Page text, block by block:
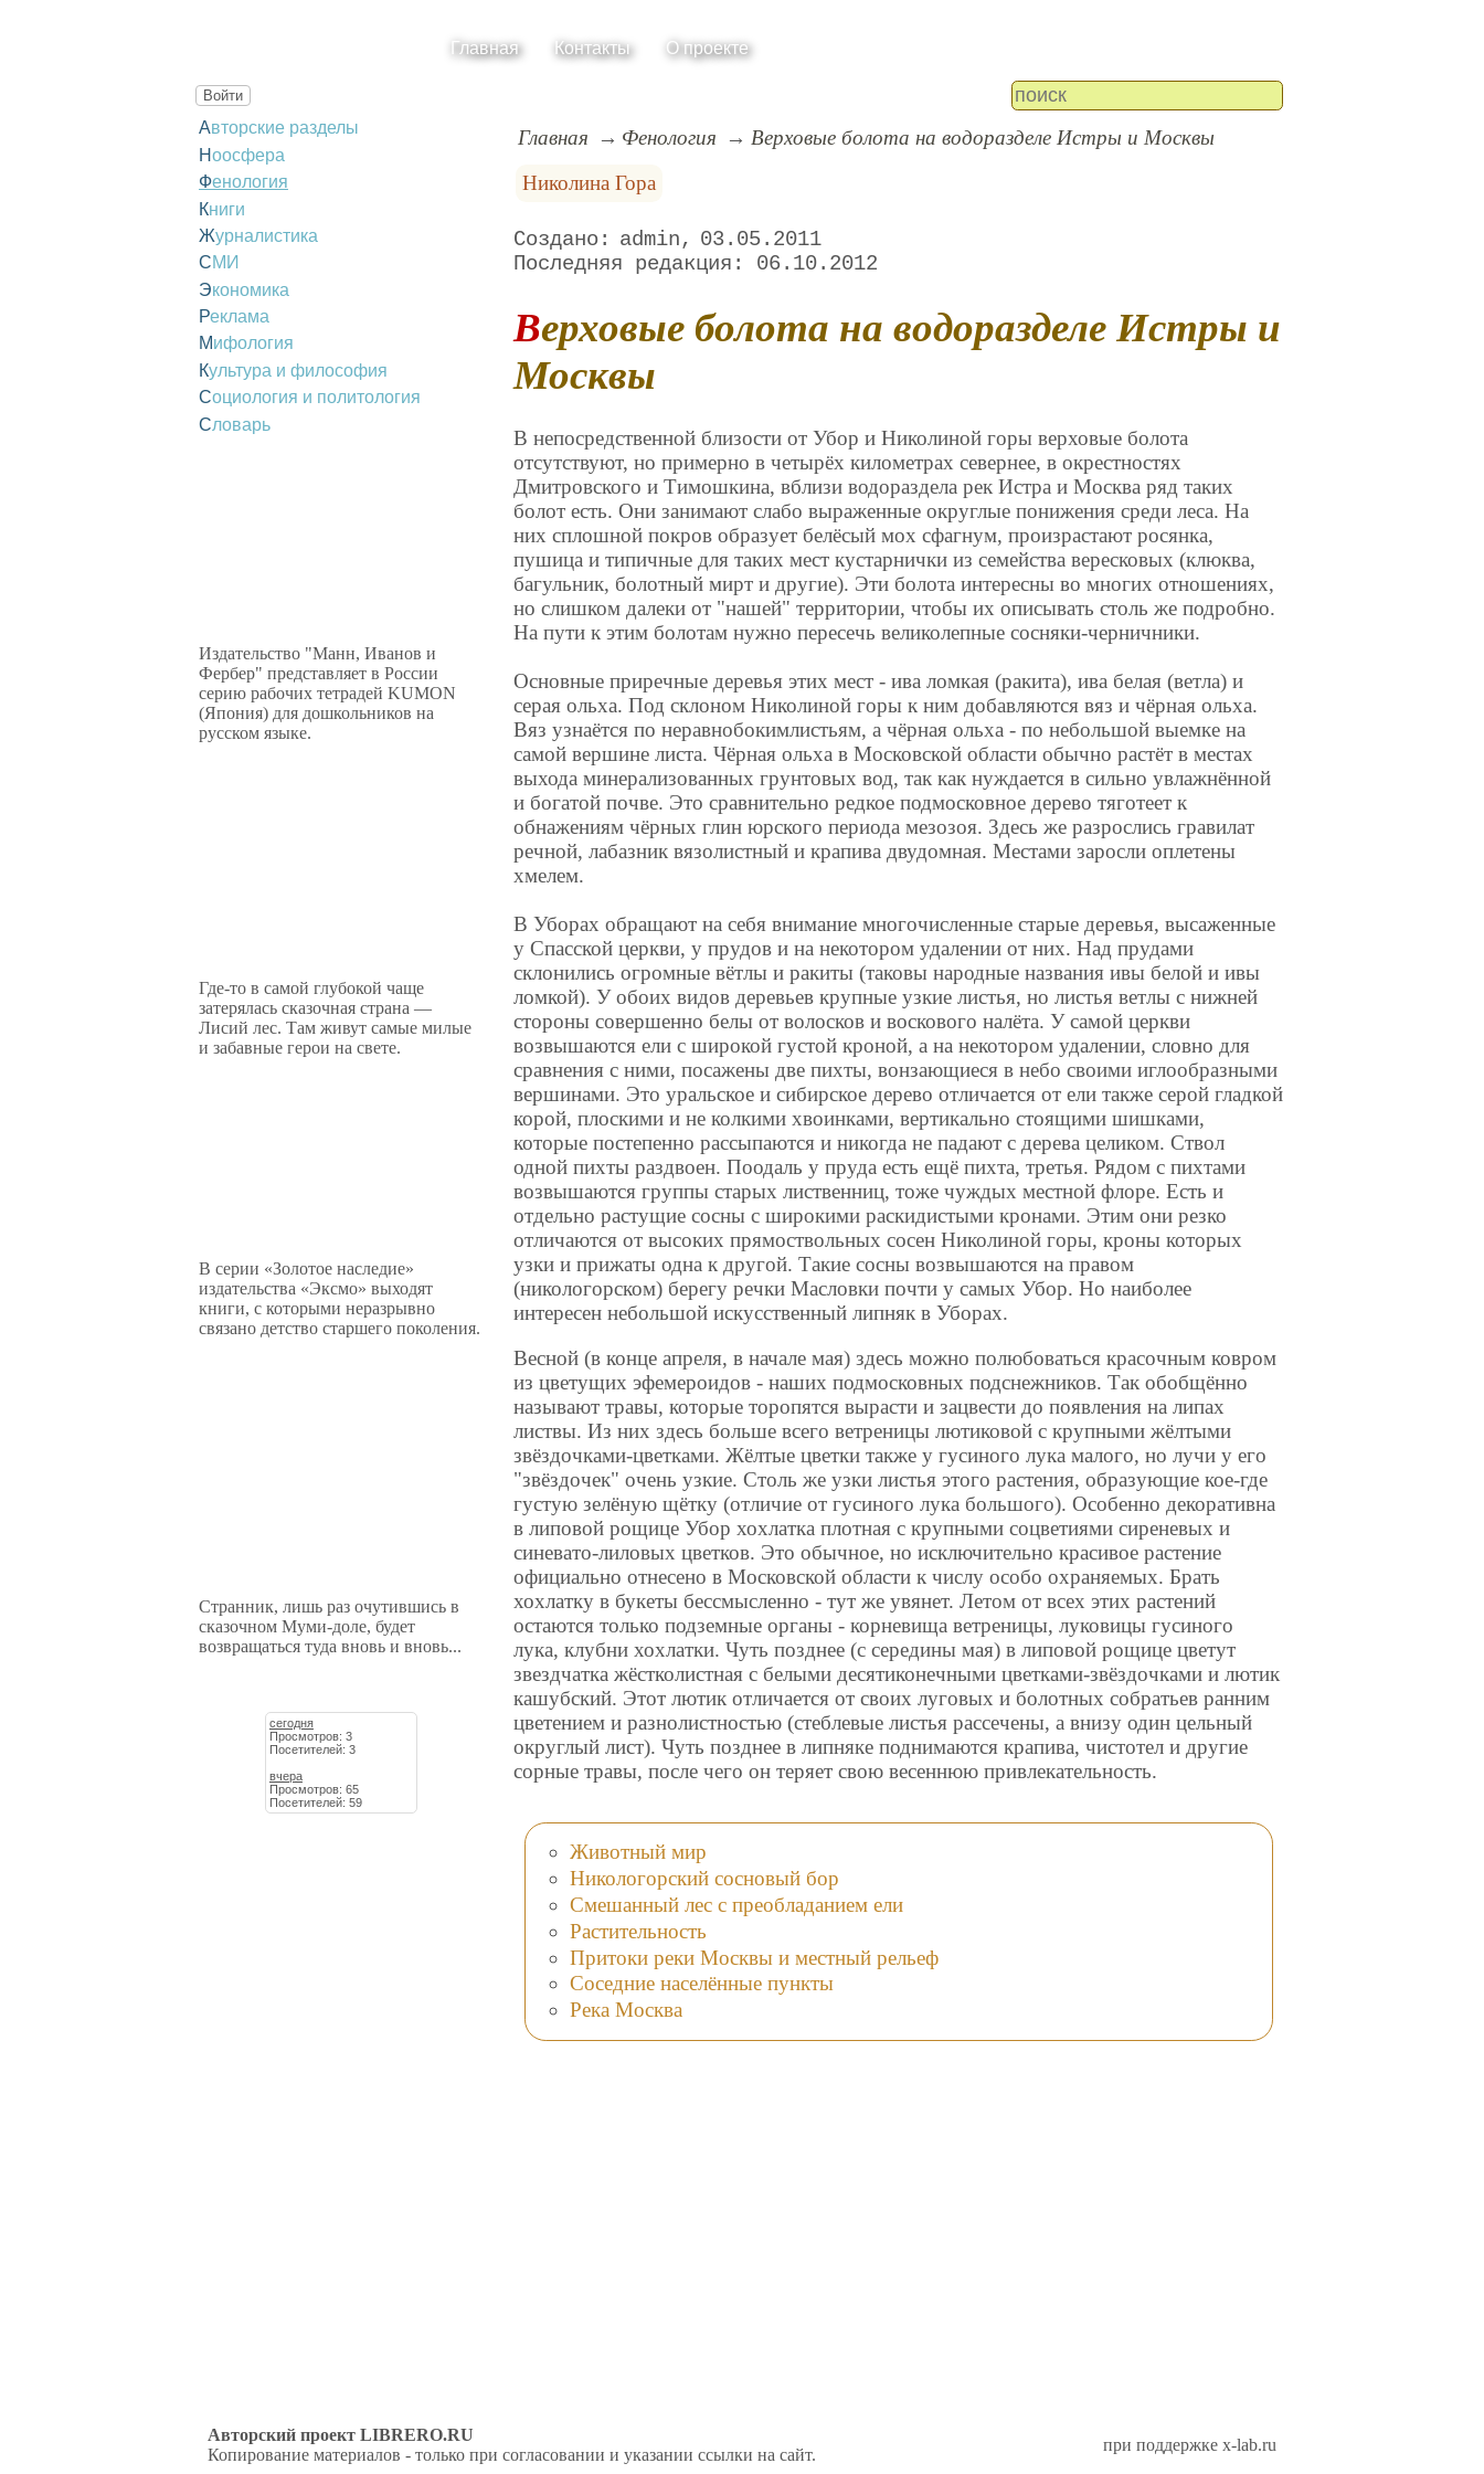
Главная Контакты О проекте
Войти
Авторские разделы
Ноосфера
Фенология
Книги
Журналистика
СМИ
Экономика
Реклама
Мифология
Культура и философия
Социология и политология
Словарь
Издательство "Манн, Иванов и
Фербер" представляет в России
серию рабочих тетрадей KUMON
(Япония) для дошкольников на
русском языке.
Где-то в самой глубокой чаще
затерялась сказочная страна —
Лисий лес. Там живут самые милые
и забавные герои на свете.
В серии «Золотое наследие»
издательства «Эксмо» выходят
книги, с которыми неразрывно
связано детство старшего поколения.
Странник, лишь раз очутившись в
сказочном Муми-доле, будет
возвращаться туда вновь и вновь...
сегодня
Просмотров: 3
Посетителей: 3
вчера
Просмотров: 65
Посетителей: 59
Главная Фенология
Верховые болота на водоразделе Истры и Москвы
Николина Гора
admin
03.05.2011
06.10.2012
Верховые болота на водоразделе Истры и
Москвы
В непосредственной близости от Убор и Николиной горы верховые болота
отсутствуют, но примерно в четырёх километрах севернее, в окрестностях
Дмитровского и Тимошкина, вблизи водораздела рек Истра и Москва ряд таких
болот есть. Они занимают слабо выраженные округлые понижения среди леса. На
них сплошной покров образует белёсый мох сфагнум, произрастают росянка,
пушица и типичные для таких мест кустарнички из семейства вересковых (клюква,
багульник, болотный мирт и другие). Эти болота интересны во многих отношениях,
но слишком далеки от "нашей" территории, чтобы их описывать столь же подробно.
На пути к этим болотам нужно пересечь великолепные сосняки-черничники.
Основные приречные деревья этих мест - ива ломкая (ракита), ива белая (ветла) и
серая ольха. Под склоном Николиной горы к ним добавляются вяз и чёрная ольха.
Вяз узнаётся по неравнобокимлистьям, а чёрная ольха - по небольшой выемке на
самой вершине листа. Чёрная ольха в Московской области обычно растёт в местах
выхода минерализованных грунтовых вод, так как нуждается в сильно увлажнённой
и богатой почве. Это сравнительно редкое подмосковное дерево тяготеет к
обнажениям чёрных глин юрского периода мезозоя. Здесь же разрослись гравилат
речной, лабазник вязолистный и крапива двудомная. Местами заросли оплетены
хмелем.
В Уборах обращают на себя внимание многочисленные старые деревья, высаженные
у Спасской церкви, у прудов и на некотором удалении от них. Над прудами
склонились огромные вётлы и ракиты (таковы народные названия ивы белой и ивы
ломкой). У обоих видов деревьев крупные узкие листья, но листья ветлы с нижней
стороны совершенно белы от волосков и воскового налёта. У самой церкви
возвышаются ели с широкой густой кроной, а на некотором удалении, словно для
сравнения с ними, посажены две пихты, вонзающиеся в небо своими иглообразными
вершинами. Это уральское и сибирское дерево отличается от ели также серой гладкой
корой, плоскими и не колкими хвоинками, вертикально стоящими шишками,
которые постепенно рассыпаются и никогда не падают с дерева целиком. Ствол
одной пихты раздвоен. Поодаль у пруда есть ещё пихта, третья. Рядом с пихтами
возвышаются группы старых лиственниц, тоже чуждых местной флоре. Есть и
отдельно растущие сосны с широкими раскидистыми кронами. Этим они резко
отличаются от высоких прямоствольных сосен Николиной горы, кроны которых
узки и прижаты одна к другой. Такие сосны возвышаются на правом
(никологорском) берегу речки Масловки почти у самых Убор. Но наиболее
интересен небольшой искусственный липняк в Уборах.
Весной (в конце апреля, в начале мая) здесь можно полюбоваться красочным ковром
из цветущих эфемероидов - наших подмосковных подснежников. Так обобщённо
называют травы, которые торопятся вырасти и зацвести до появления на липах
листвы. Из них здесь больше всего ветреницы лютиковой с крупными жёлтыми
звёздочками-цветками. Жёлтые цветки также у гусиного лука малого, но лучи у его
"звёздочек" очень узкие. Столь же узки листья этого растения, образующие кое-где
густую зелёную щётку (отличие от гусиного лука большого). Особенно декоративна
в липовой рощице Убор хохлатка плотная с крупными соцветиями сиреневых и
синевато-лиловых цветков. Это обычное, но исключительно красивое растение
официально отнесено в Московской области к числу особо охраняемых. Брать
хохлатку в букеты бессмысленно - тут же увянет. Летом от всех этих растений
остаются только подземные органы - корневища ветреницы, луковицы гусиного
лука, клубни хохлатки. Чуть позднее (с середины мая) в липовой рощице цветут
звездчатка жёстколистная с белыми десятиконечными цветками-звёздочками и лютик
кашубский. Этот лютик отличается от своих луговых и болотных собратьев ранним
цветением и разнолистностью (стеблевые листья рассечены, а внизу один цельный
округлый лист). Чуть позднее в липняке поднимаются крапива, чистотел и другие
сорные травы, после чего он теряет свою весеннюю привлекательность.
Животный мир
Никологорский сосновый бор
Смешанный лес с преобладанием ели
Растительность
Притоки реки Москвы и местный рельеф
Соседние населённые пункты
Река Москва
Авторский проект LIBRERO.RU
Копирование материалов - только при согласовании и указании ссылки на сайт.
при поддержке x-lab.ru